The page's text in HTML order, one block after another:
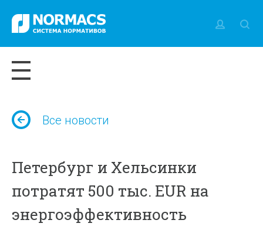
Все новости
Петербург и Хельсинки
потратят 500 тыс. EUR на
энергоэффективность